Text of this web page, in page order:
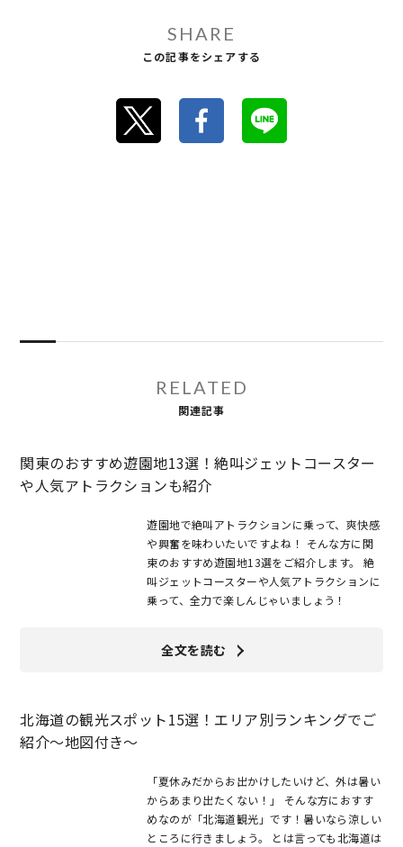
SHARE
この記事をシェアする
RELATED
関連記事
関東のおすすめ遊園地13選！絶叫ジェットコースター
や人気アトラクションも紹介
遊園地で絶叫アトラクションに乗って、爽快感
や興奮を味わいたいですよね！ そんな方に関
東のおすすめ遊園地13選をご紹介します。 絶
叫ジェットコースターや人気アトラクションに
乗って、全力で楽しんじゃいましょう！
全文を読む
北海道の観光スポット15選！エリア別ランキングでご
紹介～地図付き～
「夏休みだからお出かけしたいけど、外は暑い
からあまり出たくない！」 そんな方におすす
めなのが「北海道観光」です！暑いなら涼しい
ところに行きましょう。 とは言っても北海道は